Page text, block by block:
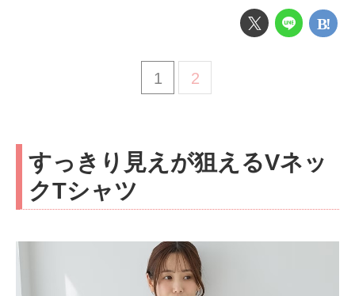
1 2
すっきり見えが狙えるVネッ
クTシャツ